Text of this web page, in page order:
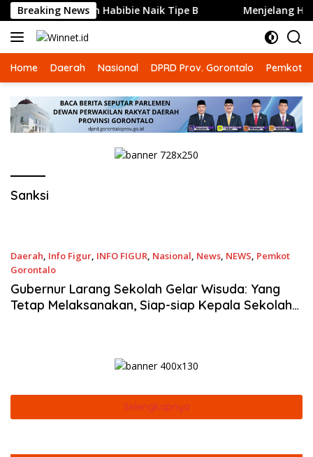
Langsung
ke
konten
Breaking News
RSUD Ainun Habibie Naik Tipe B Menjelang HUT
Home Daerah Nasional DPRD Prov. Gorontalo Pemkot
Sanksi
Daerah, Info Figur, INFO FIGUR, Nasional, News, NEWS, Pemkot
Gorontalo
21 Juni 2023
Gubernur Larang Sekolah Gelar Wisuda: Yang
Tetap Melaksanakan, Siap-siap Kepala Sekolah
Selengkapnya